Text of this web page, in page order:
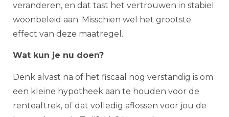
veranderen, en dat tast het vertrouwen in stabiel
woonbeleid aan. Misschien wel het grootste
effect van deze maatregel.
Wat kun je nu doen?
Denk alvast na of het fiscaal nog verstandig is om
een kleine hypotheek aan te houden voor de
renteaftrek, of dat volledig aflossen voor jou de